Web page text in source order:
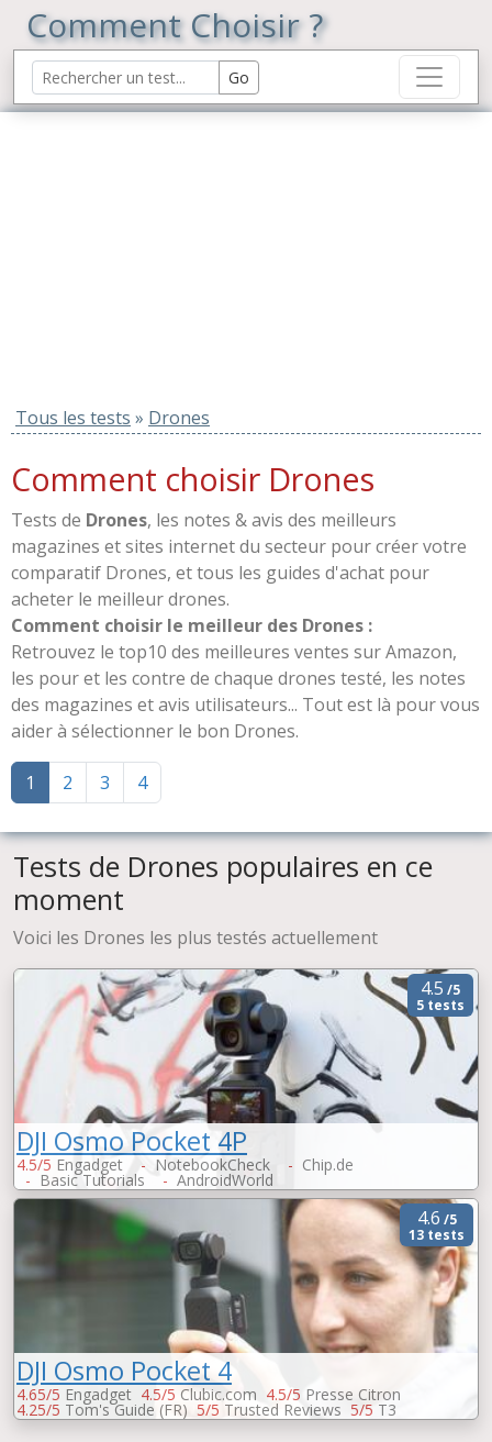
Comment Choisir ?
Tous les tests » Drones
Comment choisir Drones
Tests de Drones, les notes & avis des meilleurs
magazines et sites internet du secteur pour créer votre
comparatif Drones, et tous les guides d'achat pour
acheter le meilleur drones.
Comment choisir le meilleur des Drones :
Retrouvez le top10 des meilleures ventes sur Amazon,
les pour et les contre de chaque drones testé, les notes
des magazines et avis utilisateurs... Tout est là pour vous
aider à sélectionner le bon Drones.
1 2 3 4
Tests de Drones populaires en ce
moment
Voici les Drones les plus testés actuellement
4.5 /5
5 tests
DJI Osmo Pocket 4P
4.5/5 Engadget - NotebookCheck - Chip.de
- Basic Tutorials - AndroidWorld
4.6 /5
13 tests
DJI Osmo Pocket 4
4.65/5 Engadget 4.5/5 Clubic.com 4.5/5 Presse Citron
4.25/5 Tom's Guide (FR) 5/5 Trusted Reviews 5/5 T3
4.5/501net 4.4/5Chip.de -GeekCulture